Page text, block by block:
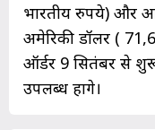
भारतीय रुपये) और
अमेरिकी डॉलर (
ऑर्डर 9 सितंबर से
उपलब्ध होंगे।